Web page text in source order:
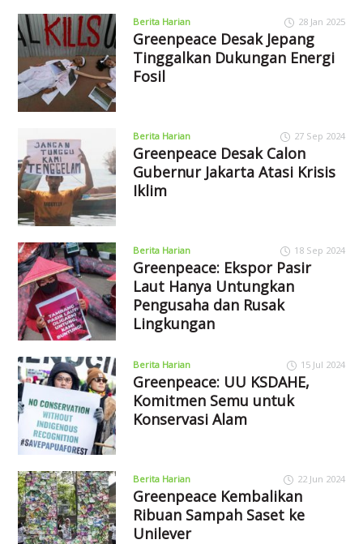
Berita Harian 28 Jan 2025
Greenpeace Desak Jepang
Tinggalkan Dukungan Energi
Fosil
Berita Harian 27 Sep 2024
Greenpeace Desak Calon
Gubernur Jakarta Atasi Krisis
Iklim
Berita Harian 18 Sep 2024
Greenpeace: Ekspor Pasir
Laut Hanya Untungkan
Pengusaha dan Rusak
Lingkungan
Berita Harian 15 Jul 2024
Greenpeace: UU KSDAHE,
Komitmen Semu untuk
Konservasi Alam
Berita Harian 22 Jun 2024
Greenpeace Kembalikan
Ribuan Sampah Saset ke
Unilever